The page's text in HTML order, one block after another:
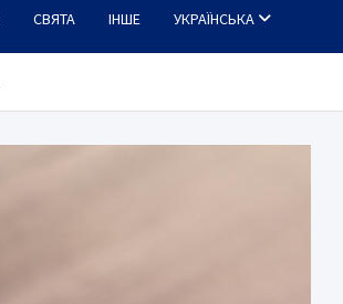
СВЯТА ІНШЕ УКРАЇНСЬКА